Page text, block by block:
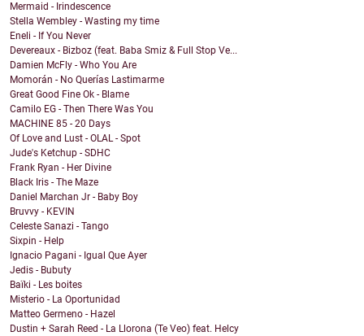
Mermaid - Irindescence
Stella Wembley - Wasting my time
Eneli - If You Never
Devereaux - Bizboz (feat. Baba Smiz & Full Stop Ve...
Damien McFly - Who You Are
Momorán - No Querías Lastimarme
Great Good Fine Ok - Blame
Camilo EG - Then There Was You
MACHINE 85 - 20 Days
Of Love and Lust - OLAL - Spot
Jude's Ketchup - SDHC
Frank Ryan - Her Divine
Black Iris - The Maze
Daniel Marchan Jr - Baby Boy
Bruvvy - KEVIN
Celeste Sanazi - Tango
Sixpin - Help
Ignacio Pagani - Igual Que Ayer
Jedis - Bubuty
Baïki - Les boites
Misterio - La Oportunidad
Matteo Germeno - Hazel
Dustin + Sarah Reed - La Llorona (Te Veo) feat. Helcy